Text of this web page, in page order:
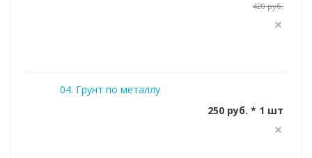
420 руб.
04. Грунт по металлу
250 руб. * 1 шт